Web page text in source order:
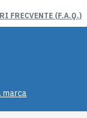
FRECVENTE (F.A.Q.)
marca